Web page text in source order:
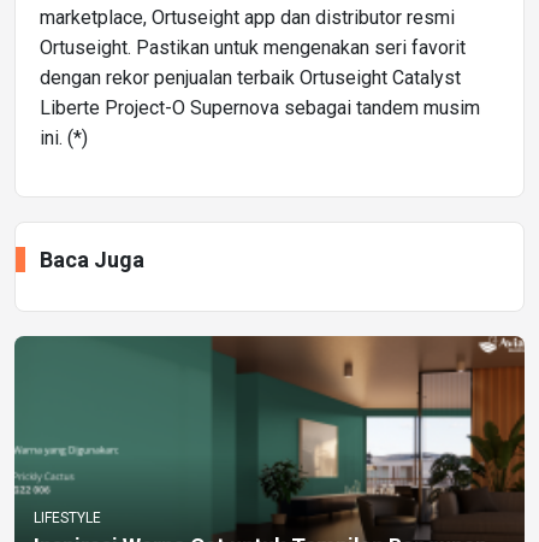
marketplace, Ortuseight app dan distributor resmi
Ortuseight. Pastikan untuk mengenakan seri favorit
dengan rekor penjualan terbaik Ortuseight Catalyst
Liberte Project-O Supernova sebagai tandem musim
ini. (*)
Baca Juga
LIFESTYLE